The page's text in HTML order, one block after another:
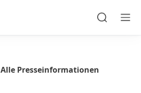
Alle Presseinformationen